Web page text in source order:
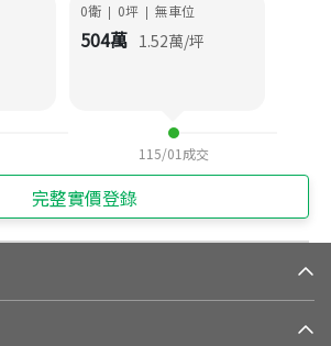
0衛 | 0坪 | 無車位
504萬 1.52萬/坪
115/01 成交
完整實價登錄